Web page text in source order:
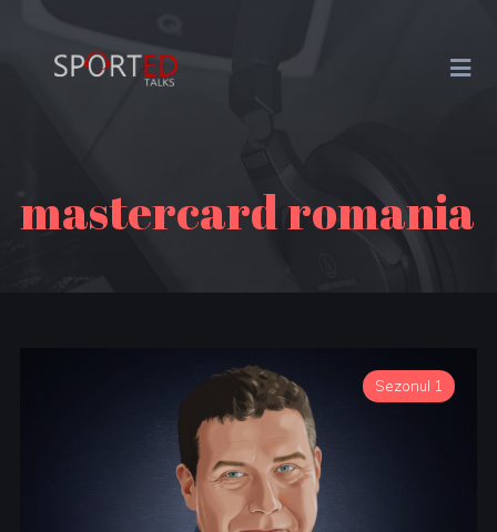
mastercard romania
Sezonul 1